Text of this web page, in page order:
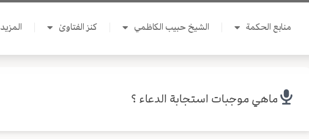
منابع الحكمة الشيخ حبيب الكاظمي كنز الفتاوىٰ المزيد
ماهي موجبات استجابة الدعاء ؟